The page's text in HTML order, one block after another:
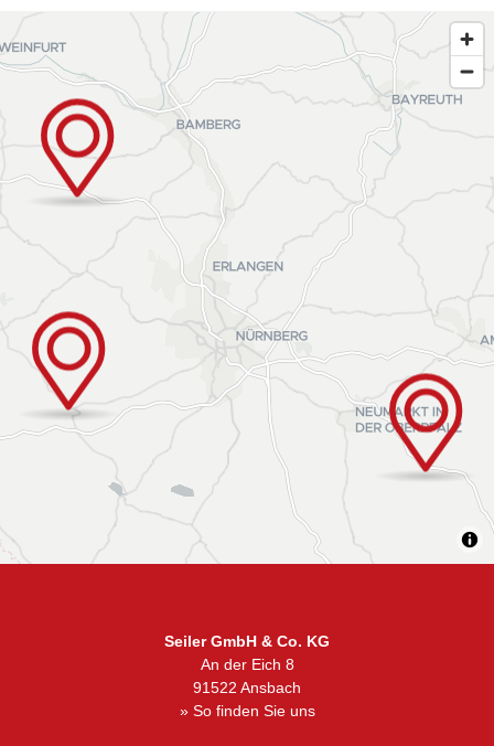
Seiler GmbH & Co. KG
An der Eich 8
91522 Ansbach
» So finden Sie uns